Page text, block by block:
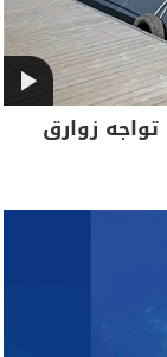
زوارق